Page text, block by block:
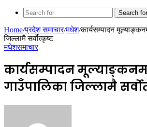
Search for
Home/प्रदेश समाचार/मधेश/कार्यसम्पादन
जिल्लामै सर्वोत्कृष्ट
मधेशसमाचार
कार्यसम्पादन
गाउँपालिका जिल्लामै